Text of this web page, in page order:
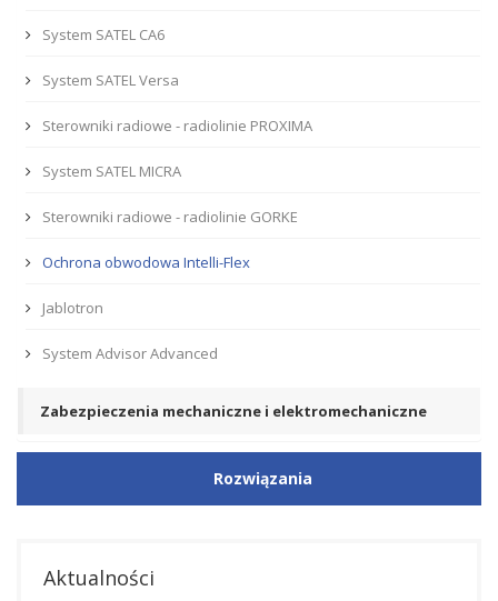
System SATEL CA6
System SATEL Versa
Sterowniki radiowe - radiolinie PROXIMA
System SATEL MICRA
Sterowniki radiowe - radiolinie GORKE
Ochrona obwodowa Intelli-Flex
Jablotron
System Advisor Advanced
Zabezpieczenia mechaniczne i elektromechaniczne
Rozwiązania
Aktualności